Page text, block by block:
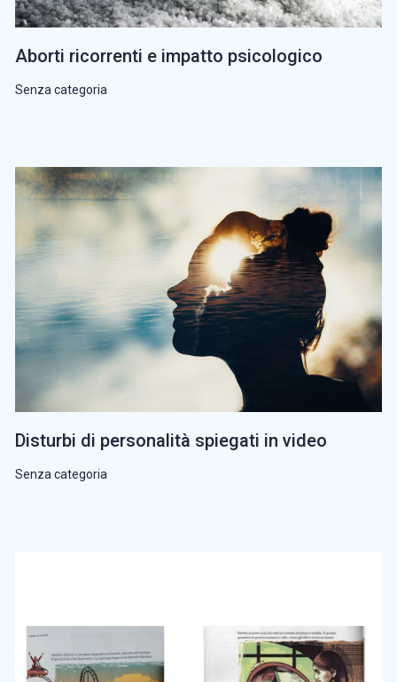
Aborti ricorrenti e impatto psicologico
Senza categoria
Disturbi di personalità spiegati in video
Senza categoria